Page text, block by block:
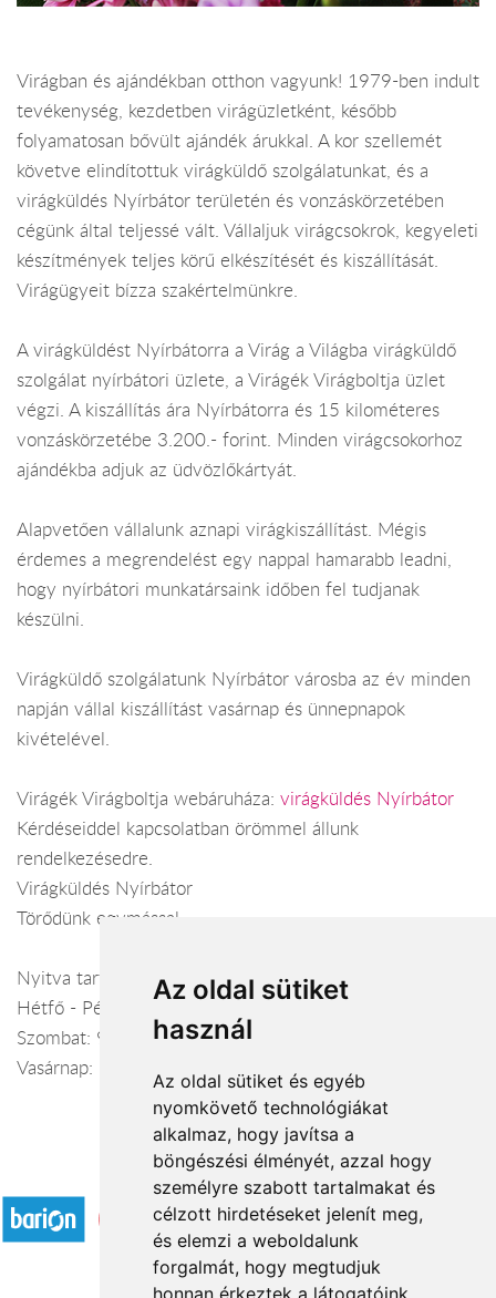
Az oldal sütiket
használ
Az oldal sütiket és egyéb
nyomkövető technológiákat
alkalmaz, hogy javítsa a
böngészési élményét, azzal hogy
személyre szabott tartalmakat és
célzott hirdetéseket jelenít meg,
és elemzi a weboldalunk
forgalmát, hogy megtudjuk
honnan érkeztek a látogatóink.
Virágban és ajándékban otthon vagyunk! 1979-ben indult
tevékenység, kezdetben virágüzletként, később
folyamatosan bővült ajándék árukkal. A kor szellemét
követve elindítottuk virágküldő szolgálatunkat, és a
virágküldés Nyírbátor területén és vonzáskörzetében
cégünk által teljessé vált. Vállaljuk virágcsokrok, kegyeleti
készítmények teljes körű elkészítését és kiszállítását.
Virágügyeit bízza szakértelmünkre.
A virágküldést Nyírbátorra a Virág a Világba virágküldő
szolgálat nyírbátori üzlete, a Virágék Virágboltja üzlet
végzi. A kiszállítás ára Nyírbátorra és 15 kilométeres
vonzáskörzetébe 3.200.- forint. Minden virágcsokorhoz
ajándékba adjuk az üdvözlőkártyát.
Alapvetően vállalunk aznapi virágkiszállítást. Mégis
érdemes a megrendelést egy nappal hamarabb leadni,
hogy nyírbátori munkatársaink időben fel tudjanak
készülni.
Virágküldő szolgálatunk Nyírbátor városba az év minden
napján vállal kiszállítást vasárnap és ünnepnapok
kivételével.
Virágék Virágboltja webáruháza: virágküldés Nyírbátor
Kérdéseiddel kapcsolatban örömmel állunk
rendelkezésedre.
Virágküldés Nyírbátor
Törődünk egymással
Nyitva tartás:
Hétfő - Péntek: 8:00-18:00
Szombat: 9:00-14:00
Vasárnap: -
Elfogadott fizetési módok